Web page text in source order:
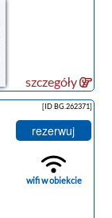
szczegóły
[ID BG.262371]
rezerwuj
wifi w obiekcie